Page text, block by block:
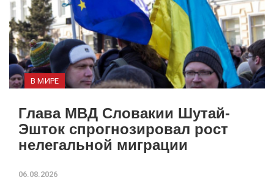
В МИРЕ
Глава МВД Словакии Шутай-
Эшток спрогнозировал рост
нелегальной миграции
06.08.2026